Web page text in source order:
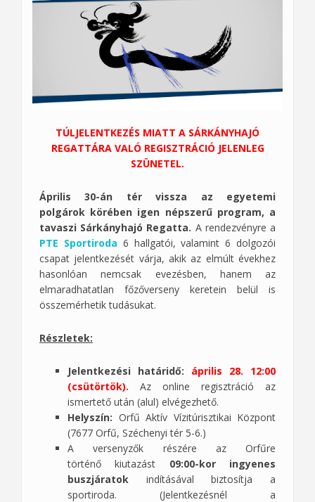
TÚLJELENTKEZÉS MIATT A SÁRKÁNYHAJÓ
REGATTÁRA VALÓ REGISZTRÁCIÓ JELENLEG
SZÜNETEL.
Április 30-án tér vissza az egyetemi
polgárok körében igen népszerű program, a
tavaszi Sárkányhajó Regatta. A rendezvényre a
PTE Sportiroda 6 hallgatói, valamint 6 dolgozói
csapat jelentkezését várja, akik az elmúlt évekhez
hasonlóan nemcsak evezésben, hanem az
elmaradhatatlan főzőverseny keretein belül is
összemérhetik tudásukat.
Részletek:
Jelentkezési határidő:
április 28. 12:00
(csütörtök). Az online regisztráció az
ismertető után (alul) elvégezhető.
Helyszín: Orfű Aktív Vízitúrisztikai Központ
(7677 Orfű, Széchenyi tér 5-6.)
A versenyzők részére az Orfűre
történő kiutazást 09:00-kor
ingyenes
buszjáratok indításával biztosítja a
sportiroda. (Jelentkezésnél a